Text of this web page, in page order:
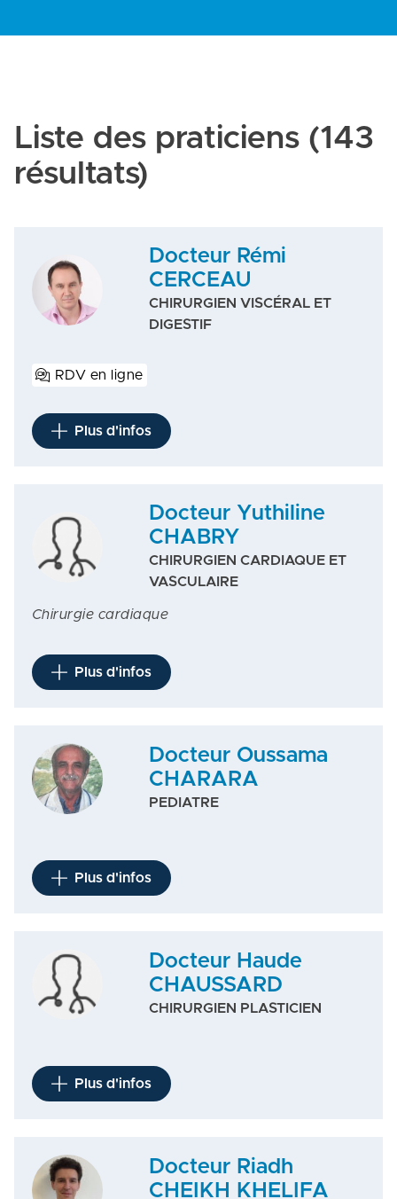
Liste des praticiens (143
résultats)
Docteur Rémi
CERCEAU
CHIRURGIEN VISCÉRAL ET
DIGESTIF
RDV en ligne
Plus d'infos
Docteur Yuthiline
CHABRY
CHIRURGIEN CARDIAQUE ET
VASCULAIRE
Chirurgie cardiaque
Plus d'infos
Docteur Oussama
CHARARA
PEDIATRE
Plus d'infos
Docteur Haude
CHAUSSARD
CHIRURGIEN PLASTICIEN
Plus d'infos
Docteur Riadh
CHEIKH KHELIFA